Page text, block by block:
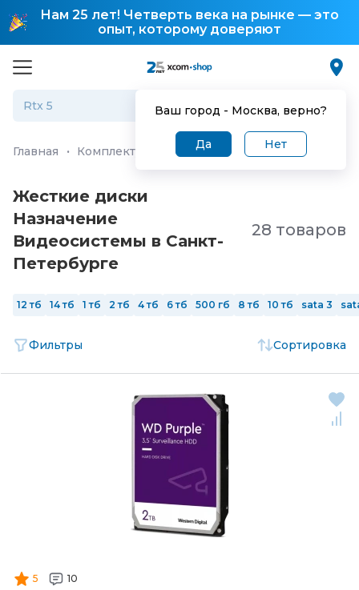
Нам 25 лет! Четверть века на рынке — это
опыт, которому доверяют
Ваш город - Москва, верно?
Да Нет
Главная · Комплектующие для ПК и ноутбуков
Жесткие диски
Назначение
Видеосистемы в Санкт-
Петербургe
28 товаров
12 тб 14 тб 1 тб 2 тб 4 тб 6 тб 500 гб 8 тб 10 тб sata 3
Фильтры Сортировка
5 10